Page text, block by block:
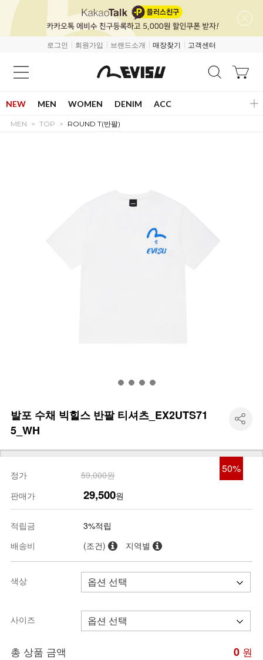
로그인 회원가입 브랜드소개 매장찾기 고객센터
NEW MEN WOMEN DENIM ACC
MEN TOP ROUND T(반팔)
발포 수채 빅힐스 반팔 티셔츠_EX2UTS71
5_WH
50%
정가
59,000원
판매가
29,500원
적립금
3%적립
배송비
(조건) 지역별
색상
사이즈
총 상품 금액 0 원